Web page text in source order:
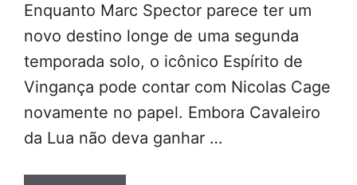
Enquanto Marc Spector parece ter um
novo destino longe de uma segunda
temporada solo, o icônico Espírito de
Vingança pode contar com Nicolas Cage
novamente no papel. Embora Cavaleiro
da Lua não deva ganhar …